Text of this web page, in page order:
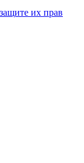
их прав